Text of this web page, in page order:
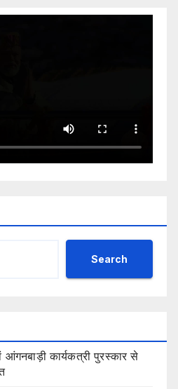
Search
आंगनबाड़ी कार्यकत्री पुरस्कार से